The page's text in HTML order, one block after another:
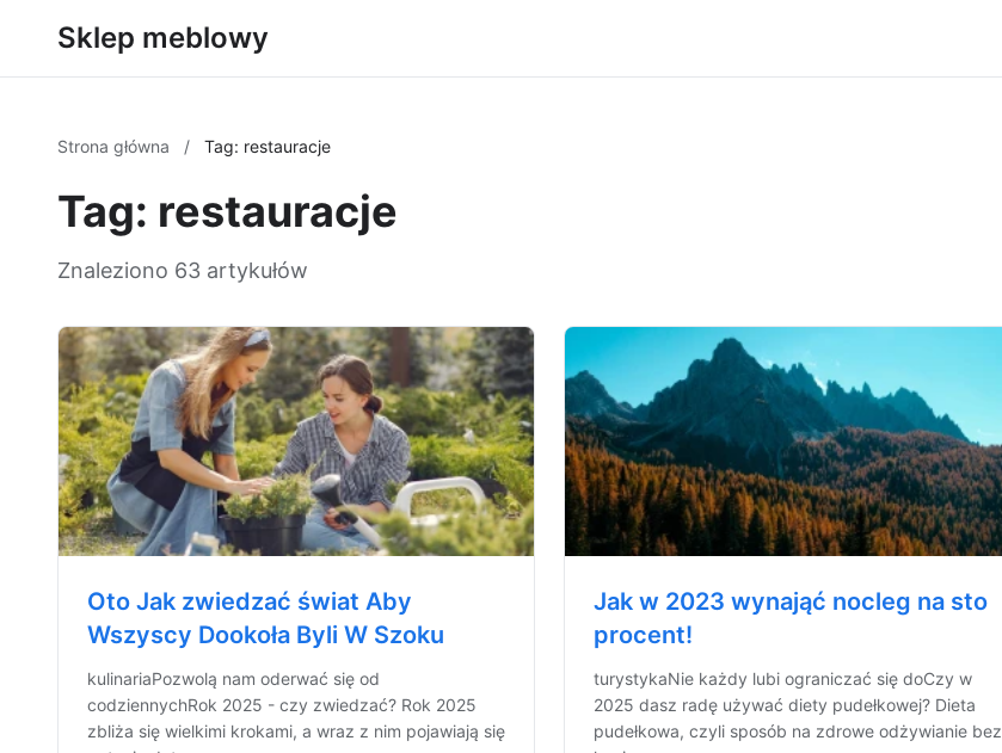
Sklep meblowy
Strona główna / Tag: restauracje
Tag: restauracje
Znaleziono 63 artykułów
Oto Jak zwiedzać świat Aby
Wszyscy Dookoła Byli W Szoku
kulinariaPozwolą nam oderwać się od
codziennychRok 2025 - czy zwiedzać? Rok 2025
zbliża się wielkimi krokami, a wraz z nim pojawiają się
Jak w 2023 wynająć nocleg na sto
procent!
turystykaNie każdy lubi ograniczać się doCzy w
2025 dasz radę używać diety pudełkowej? Dieta
pudełkowa, czyli sposób na zdrowe odżywianie bez